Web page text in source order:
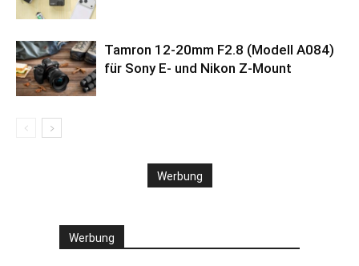
Tamron 12-20mm F2.8 (Modell A084)
für Sony E- und Nikon Z-Mount
Werbung
Werbung